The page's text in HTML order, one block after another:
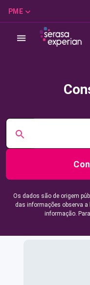
PME
Os dados são de origem
das informações observa a
informação.